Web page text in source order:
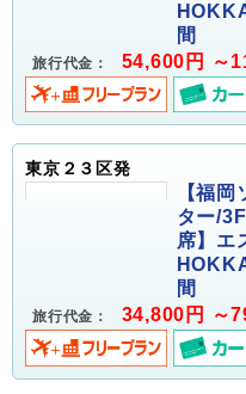
間
旅行代金： 54,600円 ～
東京２３区発
【福
ター/
席】エ
間
旅行代金： 34,800円 ～